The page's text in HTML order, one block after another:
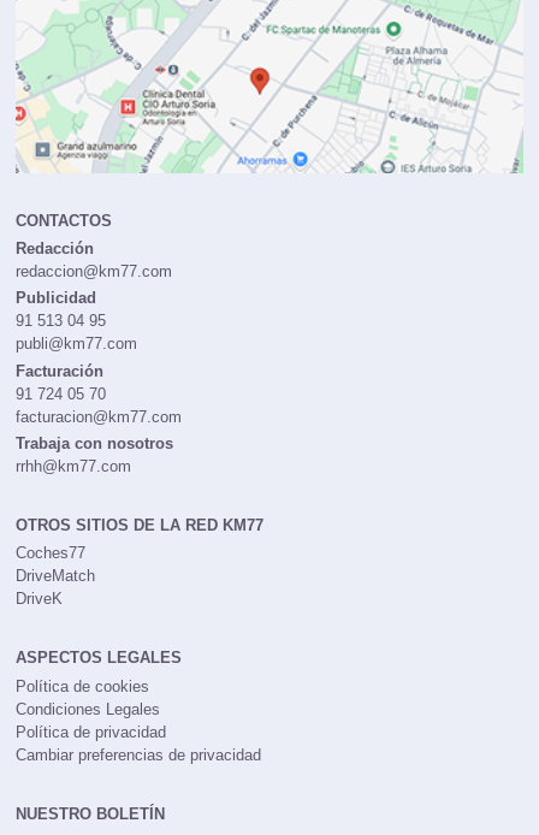
CONTACTOS
Redacción
redaccion@km77.com
Publicidad
91 513 04 95
publi@km77.com
Facturación
91 724 05 70
facturacion@km77.com
Trabaja con nosotros
rrhh@km77.com
OTROS SITIOS DE LA RED KM77
Coches77
DriveMatch
DriveK
ASPECTOS LEGALES
Política de cookies
Condiciones Legales
Política de privacidad
Cambiar preferencias de privacidad
NUESTRO BOLETÍN